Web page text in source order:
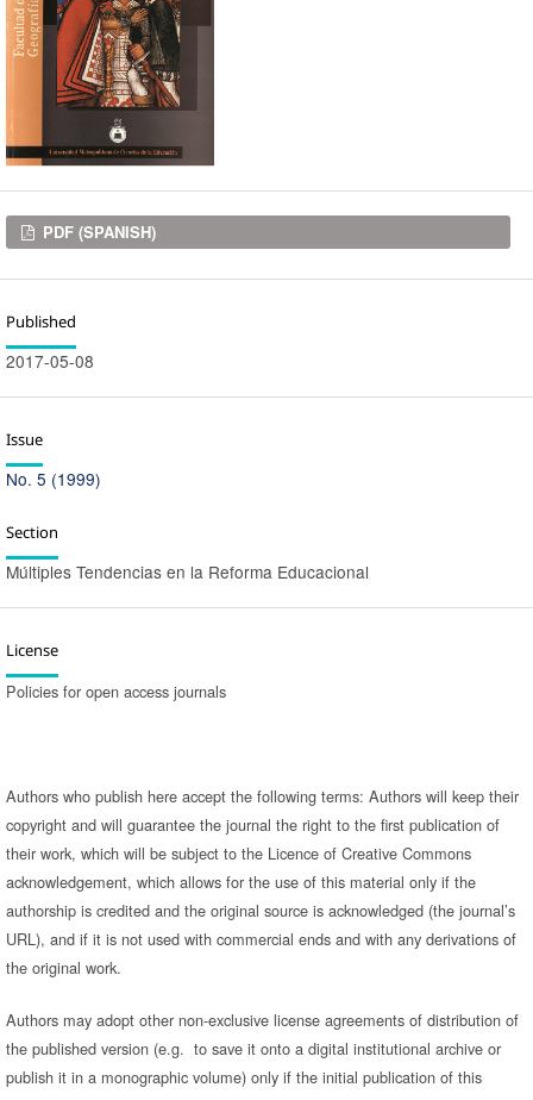
Downloads
PDF (SPANISH)
Published
2017-05-08
Issue
No. 5 (1999)
Section
Múltiples Tendencias en la Reforma Educacional
License
Policies for open access journals
Authors who publish here accept the following terms: Authors will keep their
copyright and will guarantee the journal the right to the first publication of
their work, which will be subject to the Licence of Creative Commons
acknowledgement, which allows for the use of this material only if the
authorship is credited and the original source is acknowledged (the journal’s
URL), and if it is not used with commercial ends and with any derivations of
the original work.
Authors may adopt other non-exclusive license agreements of distribution of
the published version (e.g. to save it onto a digital institutional archive or
publish it in a monographic volume) only if the initial publication of this